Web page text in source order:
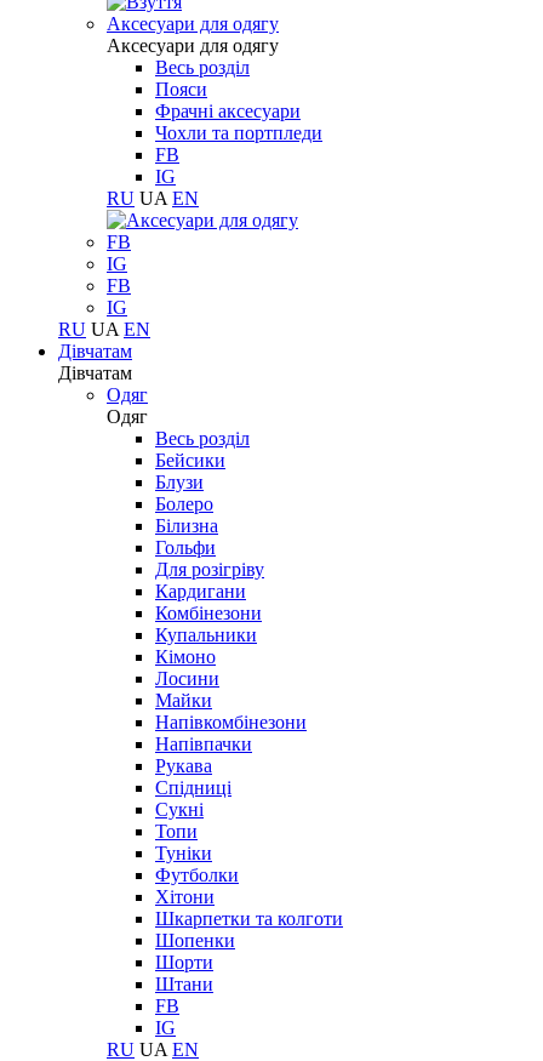
Aксесуари для одягу
Aксесуари для одягу
Весь розділ
Пояси
Фрачні аксесуари
Чохли та портпледи
FB
IG
RU UA EN
FB
IG
FB
IG
RU UA EN
Дівчатам
Дівчатам
Одяг
Одяг
Весь розділ
Бейсики
Блузи
Болеро
Білизна
Гольфи
Для розігріву
Кардигани
Комбінезони
Купальники
Кімоно
Лосини
Майки
Напівкомбінезони
Напівпачки
Рукава
Спідниці
Сукні
Топи
Туніки
Футболки
Хітони
Шкарпетки та колготи
Шопенки
Шорти
Штани
FB
IG
RU UA EN